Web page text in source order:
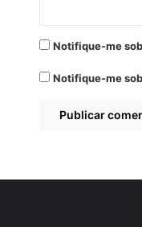
Notifique-me
Notifique-me